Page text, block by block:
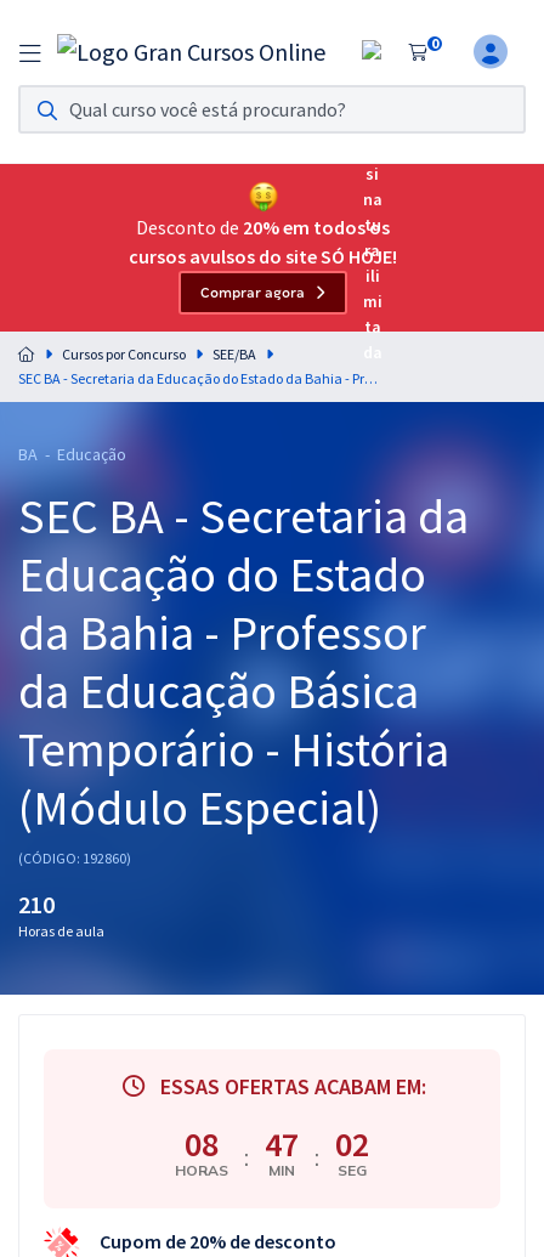
0
Assinatura Ilimitada 11
Acesso a todos os cursos. Teste grátis por 7 dias!
Assinatura OAB Até Passar
Acesso ilimitado a toda preparação para o Exame da
Residências Multiprofissionais
Preparação completa e intensiva para as principais
residências em saúde do Brasil
Cursos 20% OFF
Pós
Graduação
OAB
Questões grátis
Aprovados
Desconto de 20% em todos os
cursos avulsos do site SÓ HOJE!
Comprar agora
Cursos por Concurso
SEE/BA
SEC BA - Secretaria da Educação do Estado da Bahia - Professor da Educação Básica Temporário - História (Módulo Especial)
BA - Educação
SEC BA - Secretaria da
Educação do Estado
da Bahia - Professor
da Educação Básica
Temporário - História
(Módulo Especial)
(CÓDIGO: 192860)
210
Horas de aula
ESSAS OFERTAS ACABAM EM:
08
HORAS : 47
MIN : 02
SEG
Cupom de 20% de desconto